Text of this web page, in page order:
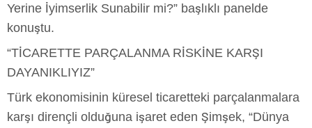
Yerine İyimserlik Sunabilir mi?” başlıklı panelde
konuştu.
“TİCARETTE PARÇALANMA RİSKİNE KARŞI
DAYANIKLIYIZ”
Türk ekonomisinin küresel ticaretteki parçalanmalara
karşı dirençli olduğuna işaret eden Şimşek, “Dünya